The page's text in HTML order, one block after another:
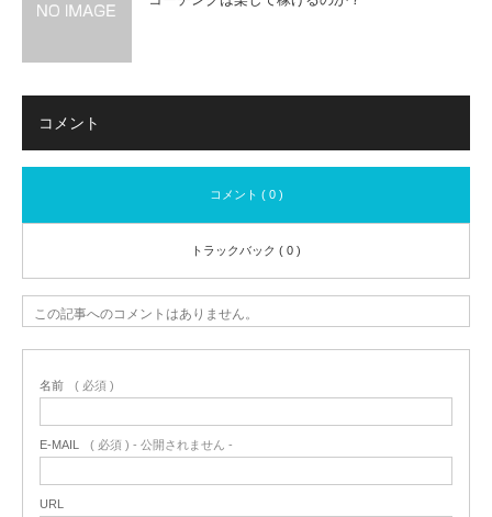
コメント
コメント ( 0 )
トラックバック ( 0 )
この記事へのコメントはありません。
名前 ( 必須 )
E-MAIL ( 必須 ) - 公開されません -
URL